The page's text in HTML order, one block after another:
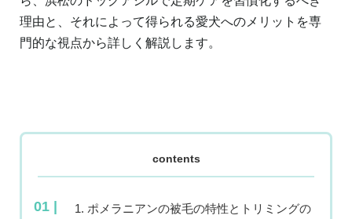
理由と、それによって得られる愛犬へのメリットを専
門的な視点から詳しく解説します。
contents
1. ポメラニアンの被毛の特性とトリミングの